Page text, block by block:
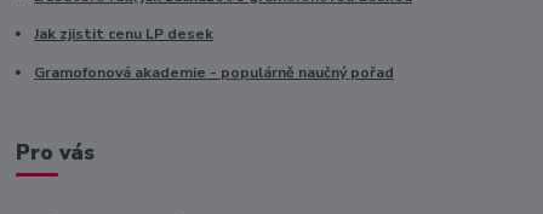
Jak zjistit cenu LP desek
Gramofonová akademie - populárně naučný pořad
Pro vás